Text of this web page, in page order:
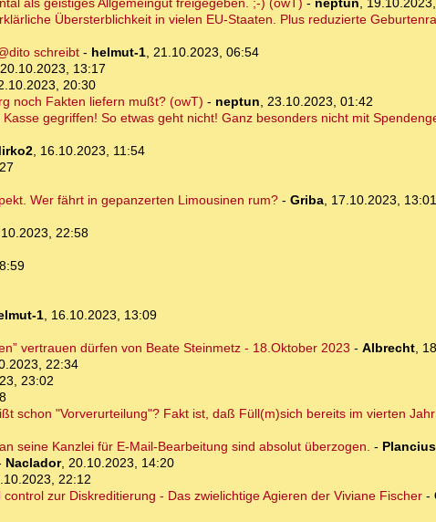
als geistiges Allgemeingut freigegeben. ;-) (owT) - neptun,
Übersterblichkeit in vielen EU-Staaten. Plus reduzierte
schreibt- helmut-1, 21.10.2023, 06:54
20.10.2023, 13:17
20:30
noch Fakten liefern mußt? (owT) - neptun, 23.10.2023, 01:42
gegriffen! So etwas geht nicht! Ganz besonders nicht mit
, 16.10.2023, 11:54
Wer fährt in gepanzerten Limousinen rum?- Griba, 17.10.2023, 13:01
22:58
1, 16.10.2023, 13:09
vertrauen dürfen von Beate Steinmetz - 18.Oktober 2023 - Albrecht,
22:34
23:02
schon "Vorverurteilung"? Fakt ist, daß Füll(m)sich bereits im vierten
seine Kanzlei für E-Mail-Bearbeitung sind absolut überzogen. - Plancius
Naclador, 20.10.2023, 14:20
22:12
zur Diskreditierung - Das zwielichtige Agieren der Viviane Fischer-